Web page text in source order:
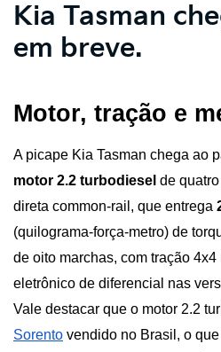
Kia Tasman
em breve.
Motor, tração e
motor 2.2 turbodiesel de
direta common-rail, que entrega
(quilograma-força-metro) de
de oito marchas, com tração
eletrônico de diferencial nas
Vale destacar que o motor 2.2
Sorento vendido no Brasil, o